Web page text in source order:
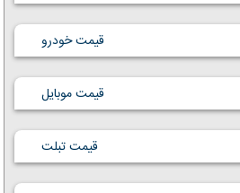
قیمت خودرو
قیمت موبایل
قیمت تبلت